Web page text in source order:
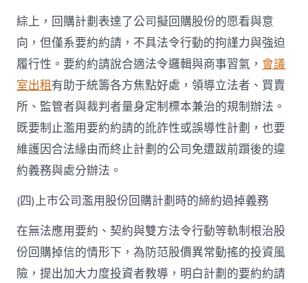
綜上，回購計劃表達了公司擬回購股份的愿看與意
向，但僅系要約約請，不具法令行動的拘謹力與強迫
履行性。要約約請說合適法令邏輯與商事習氣，會議
室出租有助于統籌各方焦點好處，領導立法者、買賣
所、監管者與裁判者量身定制標本兼治的規制辦法。
既要制止濫用要約約請的訛詐性或誤導性計劃，也要
維護因合法緣由而終止計劃的公司免遭跋前躓後的違
約義務與處分辦法。
(四)上市公司濫用股份回購計劃時的締約過掉義務
在無法應用要約、契約與雙方法令行動等軌制根治股
份回購掉信的情形下，為防范股價異常動搖的投資風
險，提出加大力度投資者教導，明白計劃的要約約請